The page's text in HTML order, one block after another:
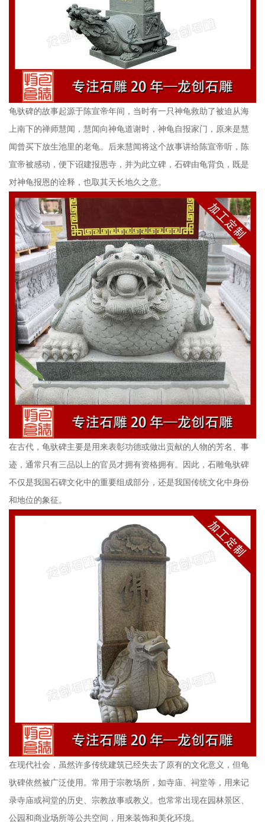
龟驮碑的故事起源于陈宣帝年间，当时有一只神龟救助了被迫从海
上南下的禅师慧闻，慧闻向神龟道谢时，神龟自报家门，原来是慧
闻曾买下放生池里的老龟。后来慧闻将这个故事讲给陈宣帝听，陈
宣帝被感动，便下诏建报恩寺，并为此立碑，石碑由龟背负，既是
对神龟报恩的诠释，也取其天长地久之意。
在古代，龟驮碑主要是用来表彰功德或做出贡献的人物的芳名、事
迹，通常只有三品以上的官员才拥有资格拥有。因此，石雕龟驮碑
不仅是我国石碑文化中的重要组成部分，还是我国传统文化中身份
和地位的象征。
在现代社会，虽然许多传统建筑已经失去了原有的文化意义，但龟
驮碑依然被广泛使用。常用于宗教场所，如寺庙、祠堂等，用来记
录寺庙或祠堂的历史、宗教故事或教义。也常常出现在园林景区、
公园和商业场所等公共空间，用来装饰和美化环境。